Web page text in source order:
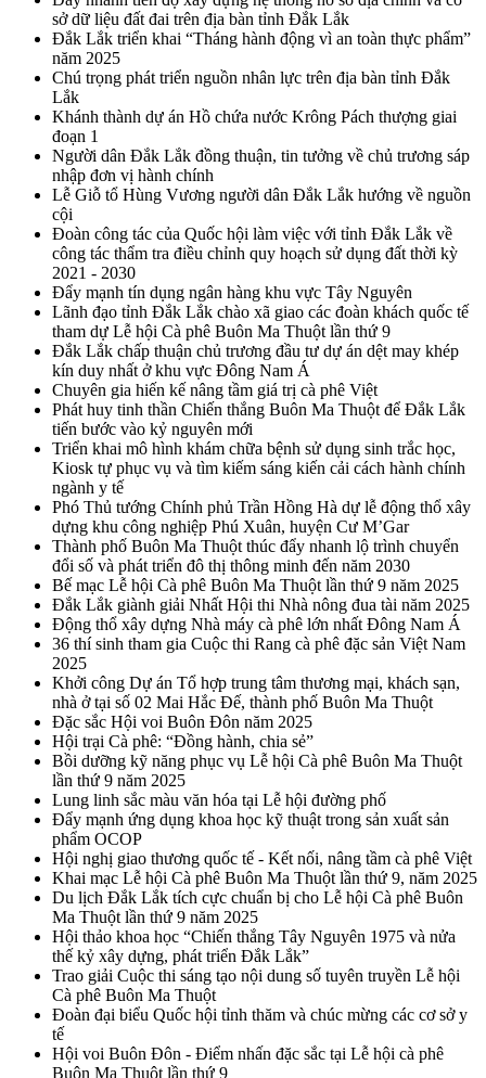
sở dữ liệu đất đai trên địa bàn tỉnh Đắk Lắk
Đắk Lắk triển khai “Tháng hành động vì an toàn thực phẩm”
năm 2025
Chú trọng phát triển nguồn nhân lực trên địa bàn tỉnh Đắk
Lắk
Khánh thành dự án Hồ chứa nước Krông Pách thượng giai
đoạn 1
Người dân Đắk Lắk đồng thuận, tin tưởng về chủ trương sáp
nhập đơn vị hành chính
Lễ Giỗ tổ Hùng Vương người dân Đắk Lắk hướng về nguồn
cội
Đoàn công tác của Quốc hội làm việc với tỉnh Đắk Lắk về
công tác thẩm tra điều chỉnh quy hoạch sử dụng đất thời kỳ
2021 - 2030
Đẩy mạnh tín dụng ngân hàng khu vực Tây Nguyên
Lãnh đạo tỉnh Đắk Lắk chào xã giao các đoàn khách quốc tế
tham dự Lễ hội Cà phê Buôn Ma Thuột lần thứ 9
Đắk Lắk chấp thuận chủ trương đầu tư dự án dệt may khép
kín duy nhất ở khu vực Đông Nam Á
Chuyên gia hiến kế nâng tầm giá trị cà phê Việt
Phát huy tinh thần Chiến thắng Buôn Ma Thuột để Đắk Lắk
tiến bước vào kỷ nguyên mới
Triển khai mô hình khám chữa bệnh sử dụng sinh trắc học,
Kiosk tự phục vụ và tìm kiếm sáng kiến cải cách hành chính
ngành y tế
Phó Thủ tướng Chính phủ Trần Hồng Hà dự lễ động thổ xây
dựng khu công nghiệp Phú Xuân, huyện Cư M’Gar
Thành phố Buôn Ma Thuột thúc đẩy nhanh lộ trình chuyển
đổi số và phát triển đô thị thông minh đến năm 2030
Bế mạc Lễ hội Cà phê Buôn Ma Thuột lần thứ 9 năm 2025
Đắk Lắk giành giải Nhất Hội thi Nhà nông đua tài năm 2025
Động thổ xây dựng Nhà máy cà phê lớn nhất Đông Nam Á
36 thí sinh tham gia Cuộc thi Rang cà phê đặc sản Việt Nam
2025
Khởi công Dự án Tổ hợp trung tâm thương mại, khách sạn,
nhà ở tại số 02 Mai Hắc Đế, thành phố Buôn Ma Thuột
Đặc sắc Hội voi Buôn Đôn năm 2025
Hội trại Cà phê: “Đồng hành, chia sẻ”
Bồi dưỡng kỹ năng phục vụ Lễ hội Cà phê Buôn Ma Thuột
lần thứ 9 năm 2025
Lung linh sắc màu văn hóa tại Lễ hội đường phố
Đẩy mạnh ứng dụng khoa học kỹ thuật trong sản xuất sản
phẩm OCOP
Hội nghị giao thương quốc tế - Kết nối, nâng tầm cà phê Việt
Khai mạc Lễ hội Cà phê Buôn Ma Thuột lần thứ 9, năm 2025
Du lịch Đắk Lắk tích cực chuẩn bị cho Lễ hội Cà phê Buôn
Ma Thuột lần thứ 9 năm 2025
Hội thảo khoa học “Chiến thắng Tây Nguyên 1975 và nửa
thế kỷ xây dựng, phát triển Đắk Lắk”
Trao giải Cuộc thi sáng tạo nội dung số tuyên truyền Lễ hội
Cà phê Buôn Ma Thuột
Đoàn đại biểu Quốc hội tỉnh thăm và chúc mừng các cơ sở y
tế
Hội voi Buôn Đôn - Điểm nhấn đặc sắc tại Lễ hội cà phê
Buôn Ma Thuột lần thứ 9